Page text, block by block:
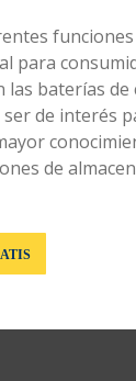
para
baterías de
de interés
de